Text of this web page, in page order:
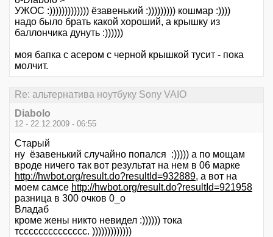
УЖОС :))))))))))))) ёзавенький :))))))))) кошмар :))))
надо было брать какой хороший, а крышку из
баллончика дунуть :))))))
моя бапка с асером с черной крышкой тусит - пока
молчит.
Re: альтернатива ноутбуку Sony VAIO
Diabolo
12 - 22.12.2009 - 06:55
Старый
ну ёзавенький случайно попался :))))) а по мощам
вроде ничего так вот результат на нем в 06 марке
http://hwbot.org/result.do?resultId=932889, а вот на
моем самсе http://hwbot.org/result.do?resultId=921958
разница в 300 очков 0_o
Владаб
кроме жены никто невидел :)))))) тока
тсссссссссссссс. )))))))))))))